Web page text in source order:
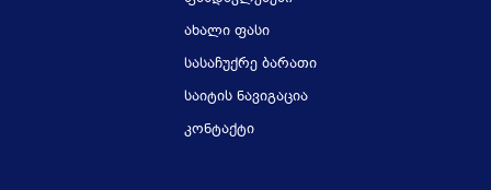
ახალი ფასი
სასაჩუქრე ბარათი
საიტის ნავიგაცია
კონტაქტი